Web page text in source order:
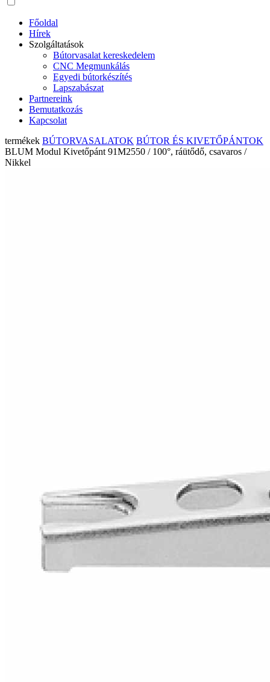
Főoldal
Hírek
Szolgáltatások
Bútorvasalat kereskedelem
CNC Megmunkálás
Egyedi bútorkészítés
Lapszabászat
Partnereink
Bemutatkozás
Kapcsolat
termékek BÚTORVASALATOK BÚTOR ÉS KIVETŐPÁNTOK
BLUM Modul Kivetőpánt 91M2550 / 100°, ráütődő, csavaros /
Nikkel